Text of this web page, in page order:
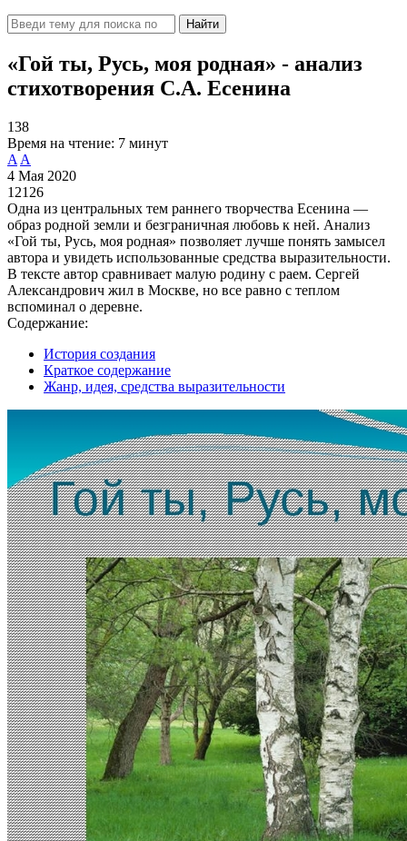
Найти
«Гой ты, Русь, моя родная» - анализ
стихотворения С.А. Есенина
138
Время на чтение: 7 минут
A A
4 Мая 2020
12126
Одна из центральных тем раннего творчества Есенина —
образ родной земли и безграничная любовь к ней. Анализ
«Гой ты, Русь, моя родная» позволяет лучше понять замысел
автора и увидеть использованные средства выразительности.
В тексте автор сравнивает малую родину с раем. Сергей
Александрович жил в Москве, но все равно с теплом
вспоминал о деревне.
Содержание:
История создания
Краткое содержание
Жанр, идея, средства выразительности